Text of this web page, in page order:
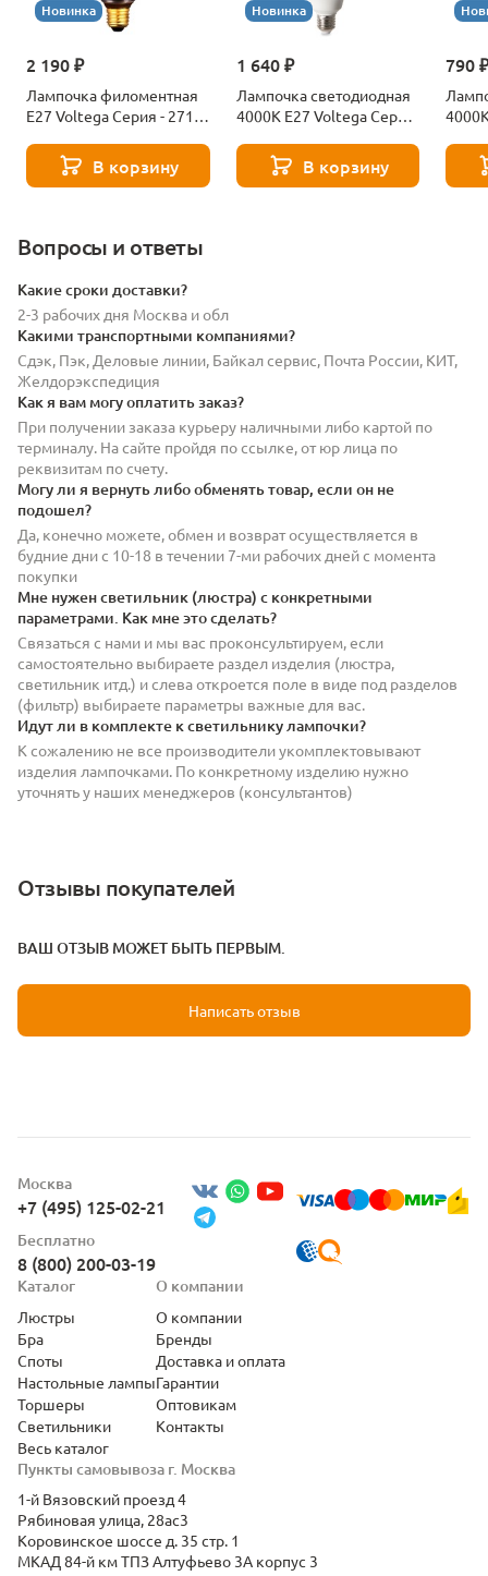
Новинка
2 190 ₽
Лампочка филоментная
Е27 Voltega Серия - 271
В корзину
Новинка
1 640 ₽
Лампочка светодиодная
4000К Е27 Voltega Серия
В корзину
790
Вопросы и ответы
Какие сроки доставки?
2-3 рабочих дня Москва и обл
Какими транспортными компаниями?
Сдэк, Пэк, Деловые линии, Байкал сервис, Почта России, КИТ,
Желдорэкспедиция
Как я вам могу оплатить заказ?
При получении заказа курьеру наличными либо картой по
терминалу. На сайте пройдя по ссылке, от юр лица по
реквизитам по счету.
Могу ли я вернуть либо обменять товар, если он не
подошел?
Да, конечно можете, обмен и возврат осуществляется в
будние дни с 10-18 в течении 7-ми рабочих дней с момента
покупки
Мне нужен светильник (люстра) с конкретными
параметрами. Как мне это сделать?
Связаться с нами и мы вас проконсультируем, если
самостоятельно выбираете раздел изделия (люстра,
светильник итд.) и слева откроется поле в виде под разделов
(фильтр) выбираете параметры важные для вас.
Идут ли в комплекте к светильнику лампочки?
К сожалению не все производители укомплектовывают
изделия лампочками. По конкретному изделию нужно
уточнять у наших менеджеров (консультантов)
Отзывы покупателей
ВАШ ОТЗЫВ МОЖЕТ БЫТЬ ПЕРВЫМ.
Написать отзыв
Москва
+7 (495) 125-02-21
Бесплатно
8 (800) 200-03-19
Пункты самовывоза г. Москва
1-й Вязовский проезд 4
Рябиновая улица, 28ас3
Коровинское шоссе д. 35 стр. 1
МКАД 84-й км ТПЗ Алтуфьево 3А корпус 3
Каталог
Люстры
Бра
Споты
Настольные лампы
Торшеры
Светильники
Весь каталог
О компании
О компании
Бренды
Доставка и оплата
Гарантии
Оптовикам
Контакты